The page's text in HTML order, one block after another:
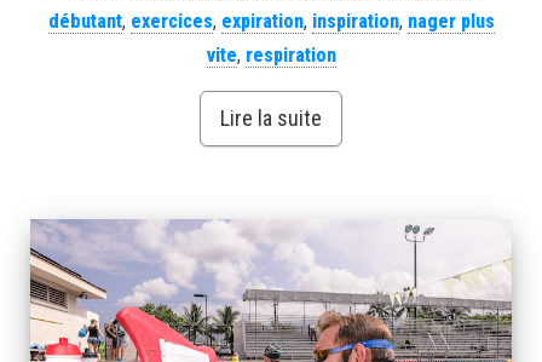
débutant, exercices, expiration, inspiration, nager plus
vite, respiration
Lire la suite